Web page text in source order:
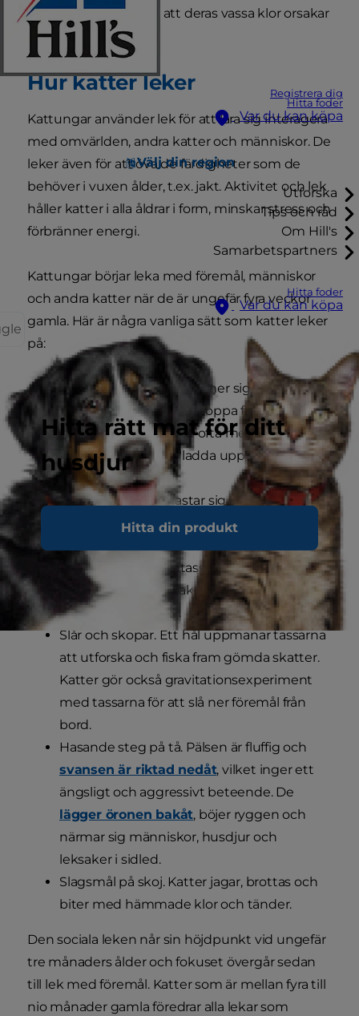
Registrera dig
Hitta foder
Var du kan köpa
Välj din region
Utforska
Tips och råd
Om Hill's
Samarbetspartners
Hitta foder
Var du kan köpa
Hitta rätt mat för ditt
husdjur
Hitta din produkt
och hur du förhindrar att deras vassa klor orsakar
skador.
Hur katter leker
Kattungar använder lek för att lära sig interagera
med omvärlden, andra katter och människor. De
leker även för att öva de färdigheter som de
behöver i vuxen ålder, t.ex. jakt. Aktivitet och lek
håller katter i alla åldrar i form, minskar stress och
förbränner energi.
Kattungar börjar leka med föremål, människor
och andra katter när de är ungefär fyra veckor
gamla. Här är några vanliga sätt som katter leker
på:
Förföljning. Katter gömmer sig och hukar
nära marken, redo att hoppa fram och
attackera. De trampar ofta med
bakfötterna för att "ladda upp" inför
språngattacken.
Kastar sig. Katter kastar sig för att fånga ett
föremål (eller dina tår) med framtassarna.
leksaken med framtassarna samtidigt som
de "sparkar" med baktassarna för att
bemästra leksaken.
Slår och skopar. Ett hål uppmanar tassarna
att utforska och fiska fram gömda skatter.
Katter gör också gravitationsexperiment
med tassarna för att slå ner föremål från
bord.
Hasande steg på tå. Pälsen är fluffig och
svansen är riktad nedåt, vilket inger ett
ängsligt och aggressivt beteende. De
lägger öronen bakåt, böjer ryggen och
närmar sig människor, husdjur och
leksaker i sidled.
Slagsmål på skoj. Katter jagar, brottas och
biter med hämmade klor och tänder.
Den sociala leken når sin höjdpunkt vid ungefär
tre månaders ålder och fokuset övergår sedan
till lek med föremål. Katter som är mellan fyra till
nio månader gamla föredrar alla lekar som